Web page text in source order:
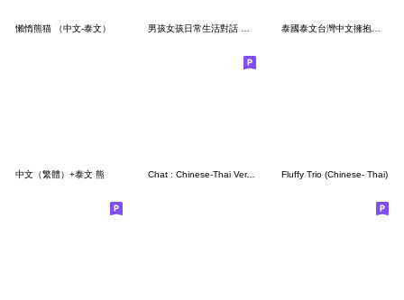
懶惰熊猫 （中文-泰文） 男孩女孩日常生活對話 泰國泰文與中文翻譯3 泰國泰文台灣中文擁抱溫暖溫馨安慰拍拍擁抱
中文（繁體）+泰文 熊 Chat : Chinese-Thai Ver. (female) Fluffy Trio (Chinese- Thai)